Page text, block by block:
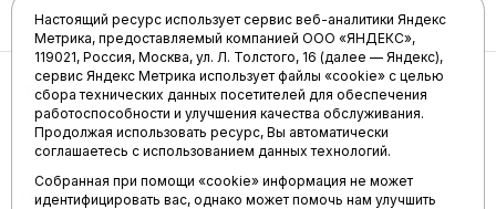
14 марта 2019, 09:03
ТАБЛИЦЫ
Футбол Волейбол Футзал Хоккей
LEON-Вторая лига «А»
Настоящий ресурс использует сервис веб-аналитики Яндекс
Метрика, предоставляемый компанией ООО «ЯНДЕКС»,
119021, Россия, Москва, ул. Л. Толстого, 16 (далее — Яндекс),
сервис Яндекс Метрика использует файлы «cookie» с целью
сбора технических данных посетителей для обеспечения
работоспособности и улучшения качества обслуживания.
Продолжая использовать ресурс, Вы автоматически
соглашаетесь с использованием данных технологий.
Собранная при помощи «cookie» информация не может
идентифицировать вас, однако может помочь нам улучшить